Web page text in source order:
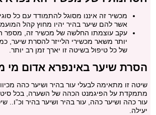
מכשיר זה איננו מסוגל להתמודד עם כל
אשר להם שיער בהיר יהיו מחוץ קהל
עקב עוצמתו החלשה של מכשיר זה, מספר
יותר משאר מכשירי הלייזר להסרת שיער,
של כל טיפול בשיטה זו יארך זמן רב יותר.
הסרת שיער באינפרא אדום מי
שיטה זו מתאימה לבעלי עור בהיר ושיער כהה מכיוון
מתמקדת על הפיגמנט הכהה של השערה, בכל
עור כהה ושיער כהה, עור בהיר ושיער בהיר וכ”ו..
יעילה.